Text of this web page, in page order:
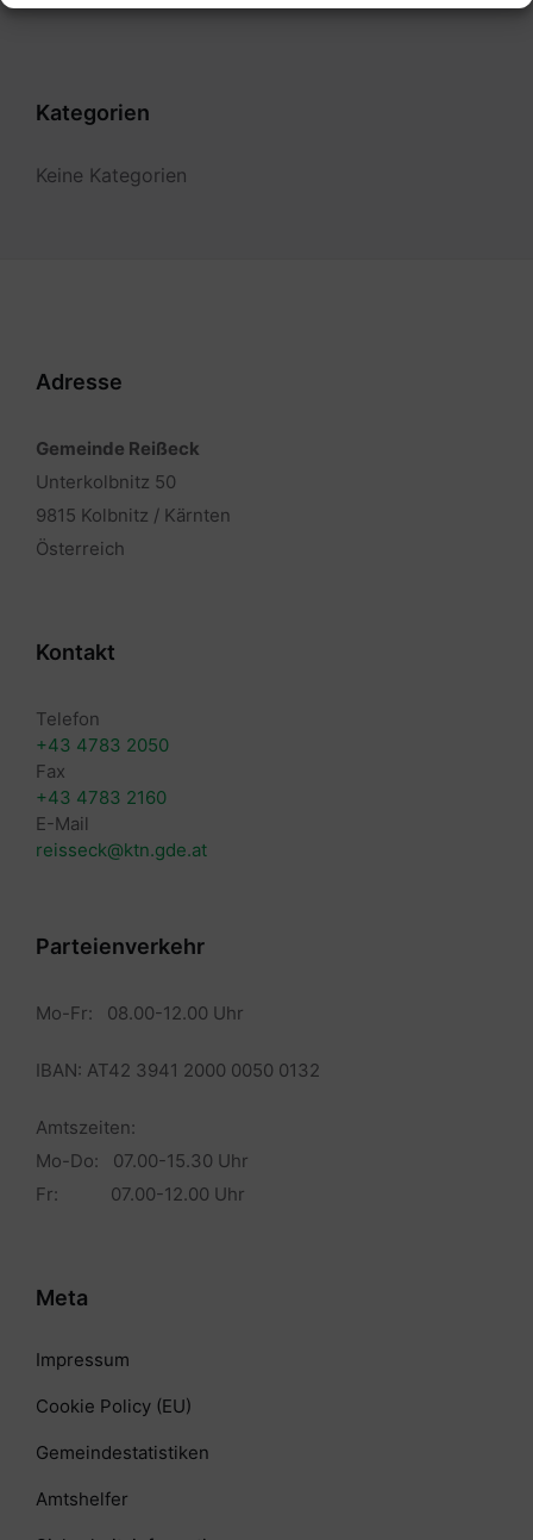
Kategorien
Keine Kategorien
Adresse
Gemeinde Reißeck
Unterkolbnitz 50
9815 Kolbnitz / Kärnten
Österreich
Kontakt
Telefon
+43 4783 2050
Fax
+43 4783 2160
E-Mail
reisseck@ktn.gde.at
Parteienverkehr
Mo-Fr: 08.00-12.00 Uhr
IBAN: AT42 3941 2000 0050 0132
Amtszeiten:
Mo-Do: 07.00-15.30 Uhr
Fr: 07.00-12.00 Uhr
Meta
Impressum
Cookie Policy (EU)
Gemeindestatistiken
Amtshelfer